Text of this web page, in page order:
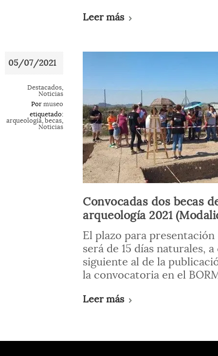
Leer más
05/07/2021
Destacados,
Noticias
Por museo
etiquetado:
arqueología, becas,
Noticias
Convocadas dos becas
arqueología 2021
El plazo para
será de 15 días naturales,
siguiente al de la
la convocatoria en el
Leer más